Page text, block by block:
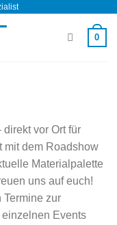
0
vor Ort für
mit dem Roadshow
Materialpalette
uns auf euch!
zur
Events